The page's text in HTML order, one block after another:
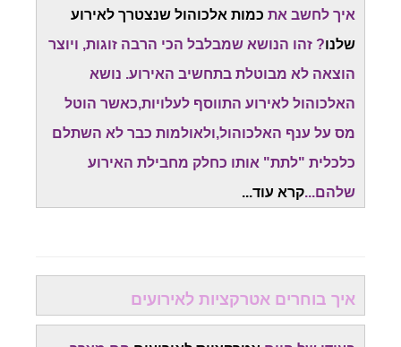
איך לחשב את כמות אלכוהול שנצטרך לאירוע
שלנו? זהו הנושא שמבלבל הכי הרבה זוגות, ויוצר
הוצאה לא מבוטלת בתחשיב האירוע. נושא
האלכוהול לאירוע התווסף לעלויות,כאשר הוטל
מס על ענף האלכוהול,ולאולמות כבר לא השתלם
כלכלית "לתת" אותו כחלק מחבילת האירוע
שלהם...קרא עוד...
איך בוחרים אטרקציות לאירועים